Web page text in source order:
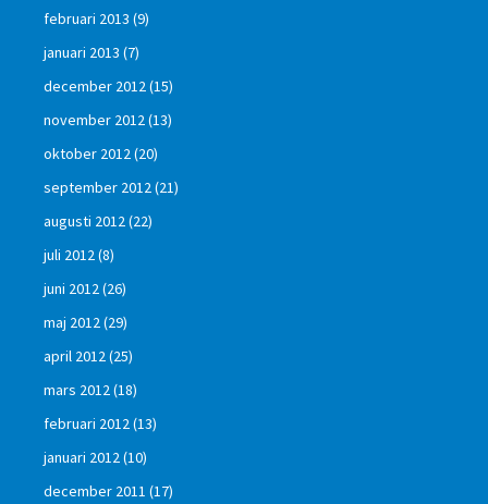
februari 2013 (9)
januari 2013 (7)
december 2012(15)
november 2012(13)
oktober 2012(20)
september 2012(21)
augusti 2012(22)
juli 2012(8)
juni 2012(26)
maj 2012(29)
april 2012(25)
mars 2012(18)
februari 2012(13)
januari 2012(10)
december 2011 (17)